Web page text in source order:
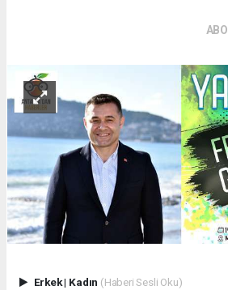
Erkek| Kadın (Haberi Sesli Oku)